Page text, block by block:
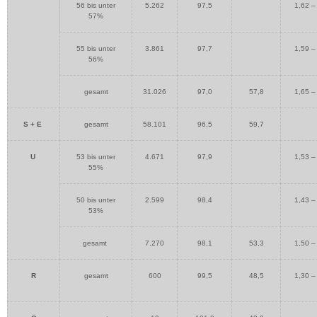
56 bis unter
57%
5.262 97,5 1,62
55 bis unter
56%
3.861 97,7 1,59
gesamt 31.026 97,0 57,8 1,65
S + E gesamt 58.101 96,5 59,7
U
53 bis unter
55%
4.671 97,9 1,53
50 bis unter
53%
2.599 98,4 1,43
gesamt 7.270 98,1 53,3 1,50
R gesamt 600 99,5 48,5 1,30